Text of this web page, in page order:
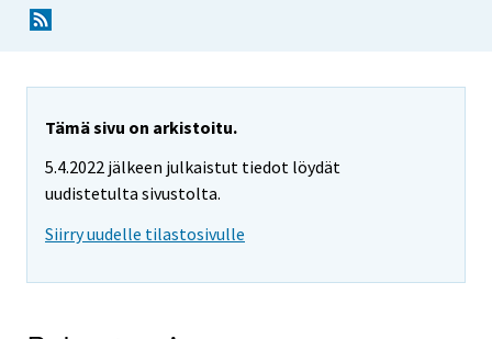
Tämä sivu on arkistoitu.
5.4.2022 jälkeen julkaistut tiedot löydät
uudistetulta sivustolta.
Siirry uudelle tilastosivulle